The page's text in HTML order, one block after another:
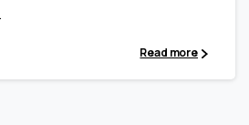
Read more